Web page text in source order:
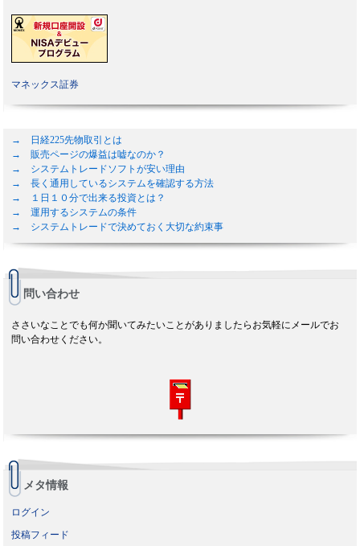
マネックス証券
→ 日経225先物取引とは
→ 販売ページの爆益は嘘なのか？
→ システムトレードソフトが安い理由
→ 長く通用しているシステムを確認する方法
→ １日１０分で出来る投資とは？
→ 運用するシステムの条件
→ システムトレードで決めておく大切な約束事
問い合わせ
ささいなことでも何か聞いてみたいことがありましたらお気軽にメールでお
問い合わせください。
メタ情報
ログイン
投稿フィード